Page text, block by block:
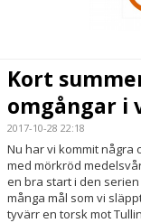
MATCHER
SERIER
BILDGALLERI
DOKUMENT
Kort
omgångar i
2017-10-28 22:18
Nu har vi kommit några
med mörkröd
en bra start i den
många mål som vi
tyvärr en torsk mot